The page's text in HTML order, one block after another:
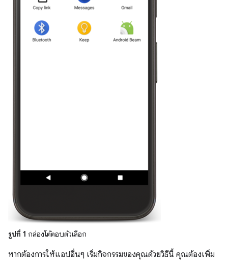
รูปที่ 1 กล่องโต้ตอบตัวเลือก
หากต้องการให้แอปอื่นๆ เริ่มกิจกรรมของคุณด้วยวิธีนี้ คุณต้องเพิ่ม